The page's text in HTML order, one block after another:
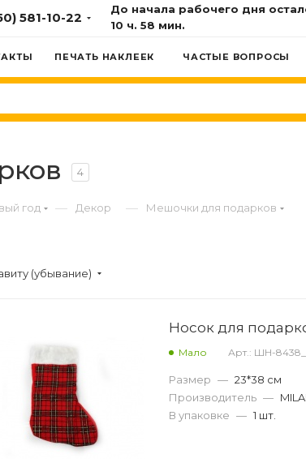
581-10-22
До начала рабочего дня
10 ч. 58 мин.
ПЕЧАТЬ НАКЛЕЕК ЧАСТЫЕ ВОПРОСЫ
4
год — Декор — Мешочки для подарков
(убывание)
Носок для
Мало Арт.: ШН-
Размер — 23*38 см
Производитель —
В упаковке — 1 шт.